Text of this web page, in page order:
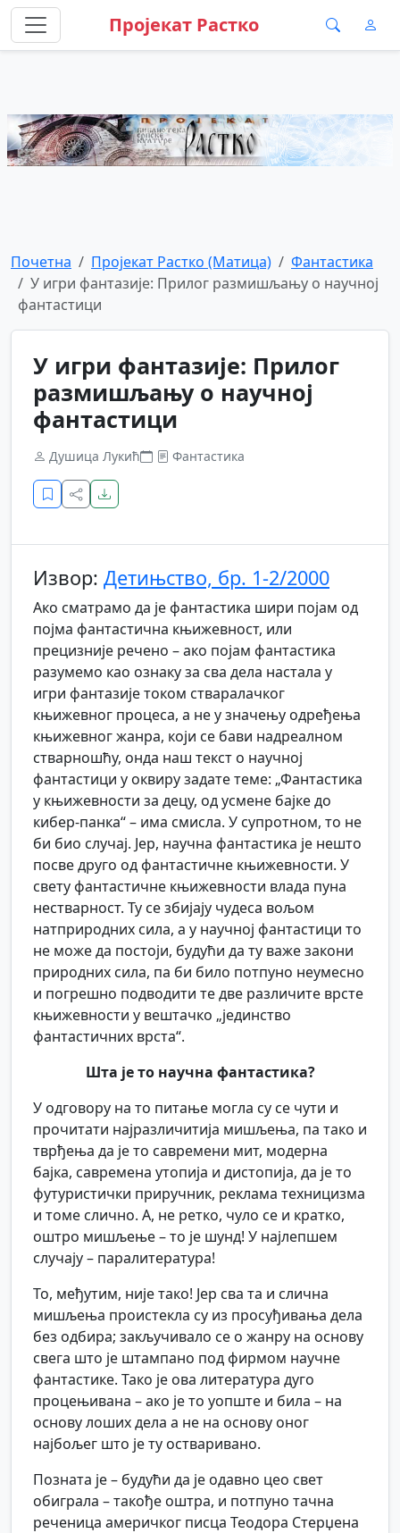
Пројекат Растко
Почетна Пројекат Растко (Матица)
Фантастика
У игри фантазије: Прилог размишљању о научној
фантастици
У игри фантазије: Прилог
размишљању о научној
фантастици
Душица Лукић Фантастика
Извор: Детињство, бр. 1-2/2000
Ако сматрамо да је фантастика шири појам од
појма фантастична књижевност, или
прецизније речено – ако појам фантастика
разумемо као ознаку за сва дела настала у
игри фантазије током стваралачког
књижевног процеса, а не у значењу одређења
књижевног жанра, који се бави надреалном
стварношћу, онда наш текст о научној
фантастици у оквиру задате теме: „Фантастика
у књижевности за децу, од усмене бајке до
кибер-панка“ – има смисла. У супротном, то не
би био случај. Јер, научна фантастика је нешто
посве друго од фантастичне књижевности. У
свету фантастичне књижевности влада пуна
нестварност. Ту се збијају чудеса вољом
натприродних сила, а у научној фантастици то
не може да постоји, будући да ту важе закони
природних сила, па би било потпуно неумесно
и погрешно подводити те две различите врсте
књижевности у вештачко „јединство
фантастичних врста“.
Шта је то научна фантастика?
У одговору на то питање могла су се чути и
прочитати најразличитија мишљења, па тако и
тврђења да је то савремени мит, модерна
бајка, савремена утопија и дистопија, да је то
футуристички приручник, реклама техницизма
и томе слично. А, не ретко, чуло се и кратко,
оштро мишљење – то је шунд! У најлепшем
случају – паралитература!
То, међутим, није тако! Јер сва та и слична
мишљења проистекла су из просуђивања дела
без одбира; закључивало се о жанру на основу
свега што је штампано под фирмом научне
фантастике. Тако је ова литература дуго
процењивана – ако је то уопште и била – на
основу лоших дела а не на основу оног
најбољег што је ту остваривано.
Позната је – будући да је одавно цео свет
обиграла – такође оштра, и потпуно тачна
реченица америчког писца Теодора Стерџена